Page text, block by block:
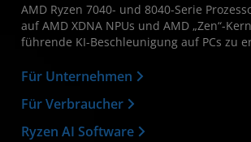
AMD Ryzen 7040- und 8040-Serie
auf AMD XDNA NPUs und AMD „Zen“-
führende KI-Beschleunigung auf PCs zu
Für Unternehmen
Für Verbraucher
Ryzen AI Software